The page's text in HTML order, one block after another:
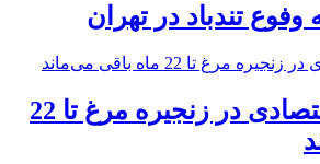
تندباد در تهران
اثر شوک‌های اقتصادی در زنجیره مرغ تا 22